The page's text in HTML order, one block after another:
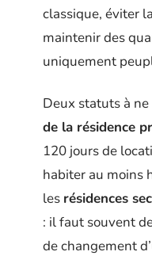
classique, éviter
maintenir des
uniquement
Deux statuts à
de la résidence
120 jours de
habiter au moins
les résidences
: il faut souvent
de changement